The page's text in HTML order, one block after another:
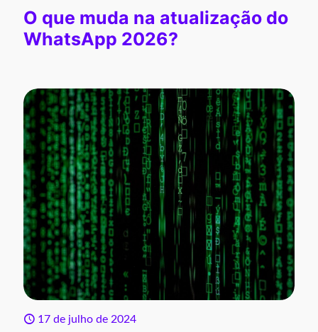
O que muda na atualização do
WhatsApp 2026?
17 de julho de 2024